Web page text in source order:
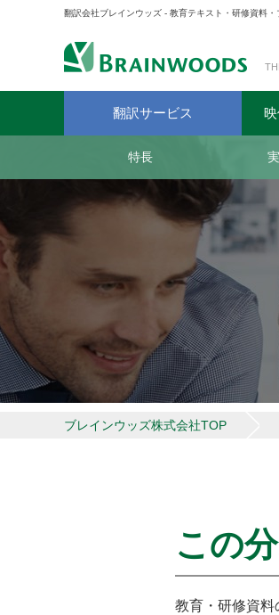
翻訳会社ブレインウッズ - 教育テキスト・研修資料
翻訳サービス
特長
ブレインウッズ株式会社TOP
この
教育・研修資